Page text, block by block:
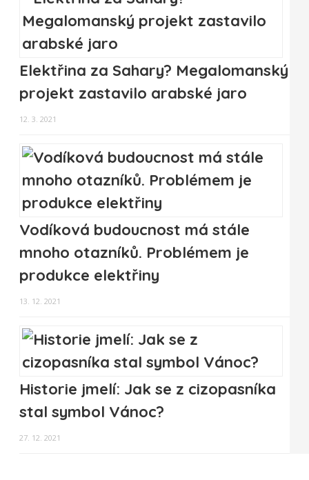
Elektřina za Sahary? Megalomanský
projekt zastavilo arabské jaro
12. 3. 2021
Vodíková budoucnost má stále
mnoho otazníků. Problémem je
produkce elektřiny
13. 12. 2021
Historie jmelí: Jak se z cizopasníka
stal symbol Vánoc?
27. 12. 2021